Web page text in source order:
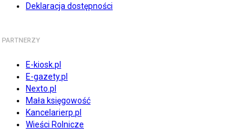
Deklaracja dostępności
PARTNERZY
E-kiosk.pl
E-gazety.pl
Nexto.pl
Mała księgowość
Kancelarierp.pl
Wieści Rolnicze